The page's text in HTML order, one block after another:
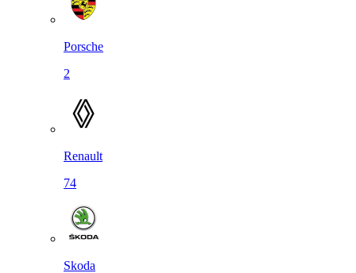
Porsche
2
Renault
74
Skoda